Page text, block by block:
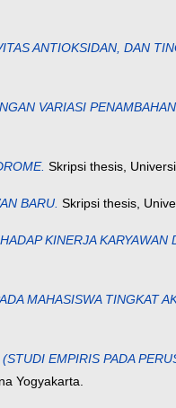
ANTIOKSIDAN, DAN
VARIASI
Skripsi thesis,
BARU. Skripsi thesis,
KINERJA KARYAWAN
MAHASISWA TINGKAT
EMPIRIS PADA
Yogyakarta.